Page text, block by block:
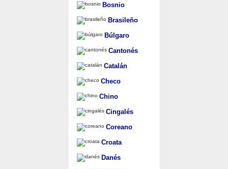
Bosnio
Brasileño
Búlgaro
Cantonés
Catalán
Checo
Chino
Cingalés
Coreano
Croata
Danés